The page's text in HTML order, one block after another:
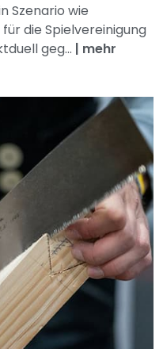
Szenario wie
die Spielvereinigung
geg... | mehr